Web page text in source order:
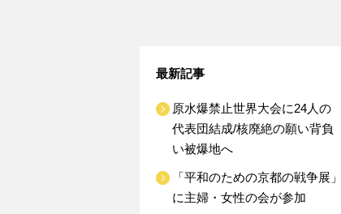
最新記事
原水爆禁止世界大会に24人の
代表団結成/核廃絶の願い背負
い被爆地へ
「平和のための京都の戦争展」
に主婦・女性の会が参加